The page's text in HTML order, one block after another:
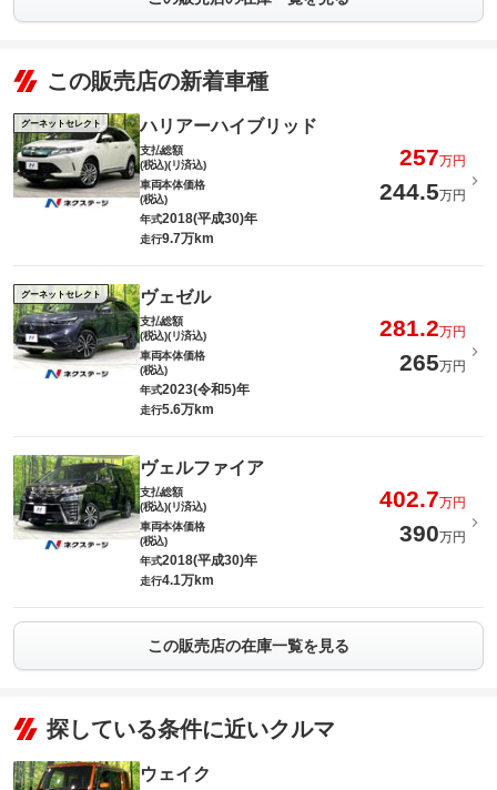
この販売店の新着車種
グーネットセレクト ハリアーハイブリッド
支払総額
(税込)(リ済込)
257万円
車両本体価格
(税込)
244.5万円
年式2018(平成30)年
走行9.7万km
グーネットセレクト ヴェゼル
支払総額
(税込)(リ済込)
281.2万円
車両本体価格
(税込)
265万円
年式2023(令和5)年
走行5.6万km
ヴェルファイア
支払総額
(税込)(リ済込)
402.7万円
車両本体価格
(税込)
390万円
年式2018(平成30)年
走行4.1万km
この販売店の在庫一覧を見る
探している条件に近いクルマ
ウェイク